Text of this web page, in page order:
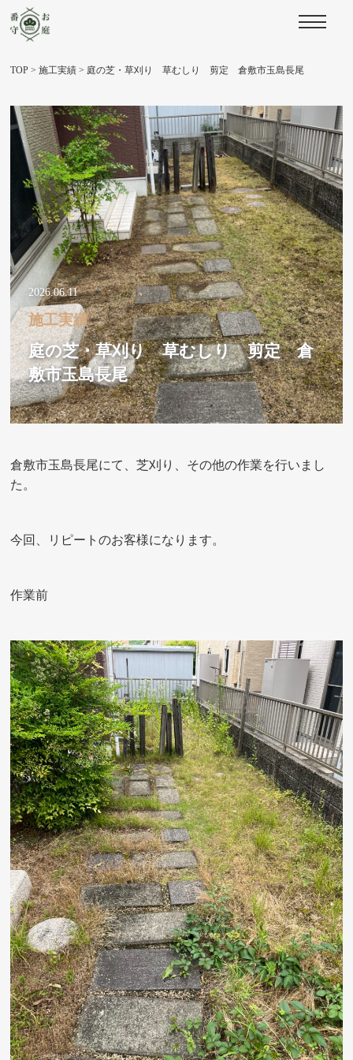
TOP >施工実績 > 庭の芝・草刈り 草むしり 剪定 倉敷市玉島長尾
2026.06.11
施工実績
庭の芝・草刈り 草むしり 剪定 倉
敷市玉島長尾
倉敷市玉島長尾にて、芝刈り、その他の作業を行いまし
た。
今回、リピートのお客様になります。
作業前